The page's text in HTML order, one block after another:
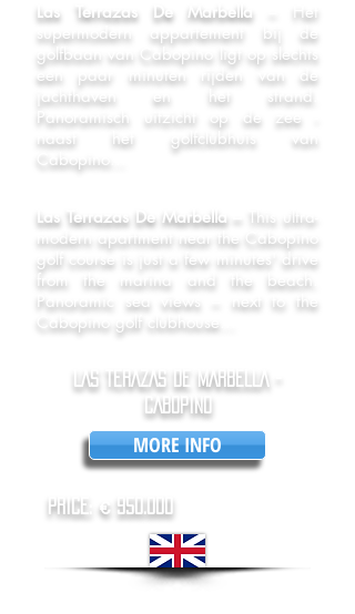
Las Terrazas De Marbella
– Het
supermodern appartement bij de
golfbaan van Cabopino ligt op slechts
een paar minuten rijden van de
jachthaven en het strand.
Panoramisch uitzicht op de zee -
naast het golfclubhuis van
Cabopino...
Las Terrazas De Marbella –
This ultra-
modern apartment near the Cabopino
golf course is just a few minutes' drive
from the marina and the beach.
Panoramic sea views – next to the
Cabopino golf clubhouse...
LAS TERAZAS DE MARBELLA -
CABOPINO
MORE INFO
price: € 950.000